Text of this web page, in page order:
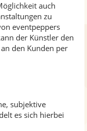
auch
zu
eventpeppers
der Künstler den
den Kunden per
subjektive
es sich hierbei